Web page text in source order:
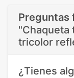
Preguntas
"Chaqueta
tricolor
¿Tienes